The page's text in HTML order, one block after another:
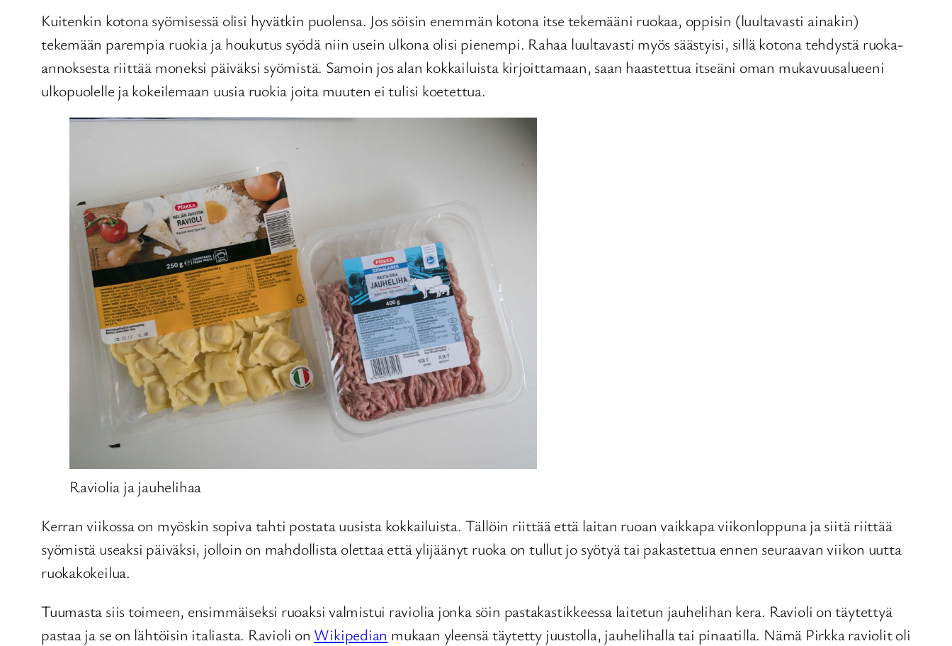
Kuitenkin kotona syömisessä olisi hyvätkin puolensa. Jos söisin enemmän kotona itse tekemääni ruokaa, oppisin (luultavasti ainakin)
tekemään parempia ruokia ja houkutus syödä niin usein ulkona olisi pienempi. Rahaa luultavasti myös säästyisi, sillä kotona tehdystä ruoka-
annoksesta riittää moneksi päiväksi syömistä. Samoin jos alan kokkailuista kirjoittamaan, saan haastettua itseäni oman mukavuusalueeni
ulkopuolelle ja kokeilemaan uusia ruokia joita muuten ei tulisi koetettua.
Raviolia ja jauhelihaa
Kerran viikossa on myöskin sopiva tahti postata uusista kokkailuista. Tällöin riittää että laitan ruoan vaikkapa viikonloppuna ja siitä riittää
syömistä useaksi päiväksi, jolloin on mahdollista olettaa että ylijäänyt ruoka on tullut jo syötyä tai pakastettua ennen seuraavan viikon uutta
ruokakokeilua.
Tuumasta siis toimeen, ensimmäiseksi ruoaksi valmistui raviolia jonka söin pastakastikkeessa laitetun jauhelihan kera. Ravioli on täytettyä
pastaa ja se on lähtöisin italiasta. Ravioli on Wikipedian mukaan yleensä täytetty juustolla, jauhelihalla tai pinaatilla. Nämä Pirkka raviolit oli